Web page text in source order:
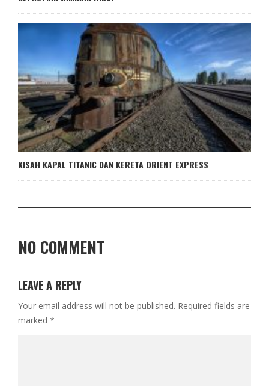
KISAH KAPAL TITANIC DAN KERETA ORIENT EXPRESS
NO COMMENT
LEAVE A REPLY
Your email address will not be published. Required fields are
marked *